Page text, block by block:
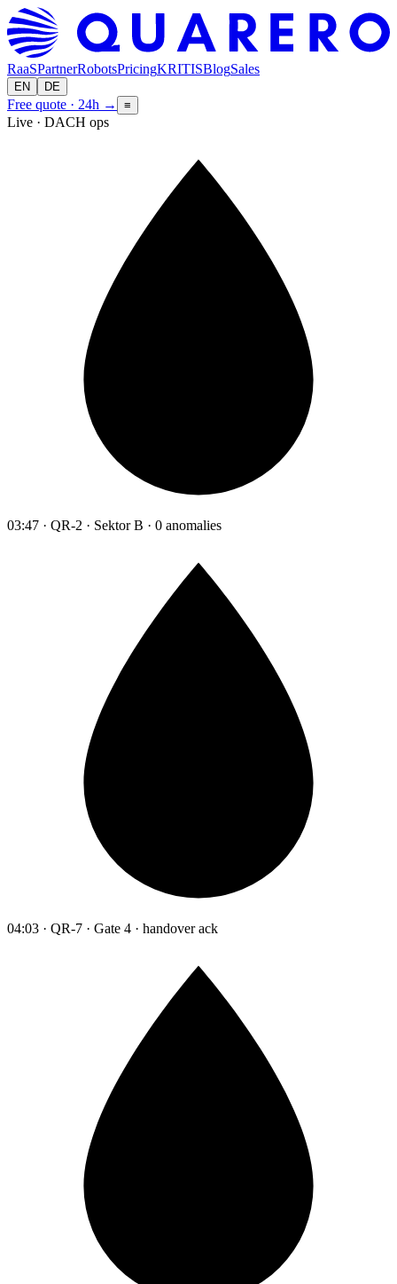
RaaSPartnerRobotsPricingKRITISBlogSales
EN DE
Free quote · 24h → ≡
Live · DACH ops
03:47 · QR-2 · Sektor B · 0 anomalies
04:03 · QR-7 · Gate 4 · handover ack